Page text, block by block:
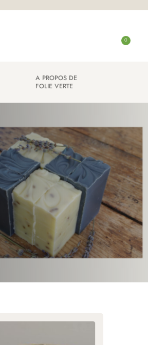
C
o
x
o
0
A PROPOS DE
FOLIE VERTE